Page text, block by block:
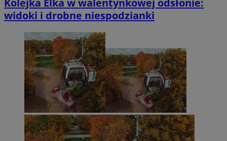
Kolejka Elka w walentynkowej odsłonie:
widoki i drobne niespodzianki